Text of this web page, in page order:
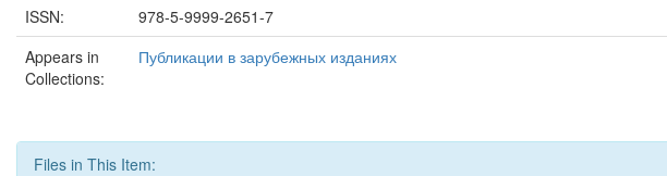
ISSN:
978-5-9999-2651-7
Appears in
Collections:
Публикации в зарубежных изданиях
Files in This Item: